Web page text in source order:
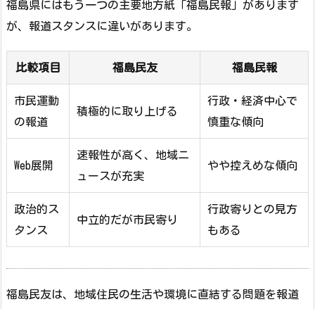
福島県にはもう一つの主要地方紙「福島民報」があります
が、報道スタンスに違いがあります。
比較項目 福島民友 福島民報
市民運動
の報道
積極的に取り上げる
行政・経済中心で
慎重な傾向
Web展開
速報性が高く、地域ニ
ュースが充実
やや控えめな傾向
政治的ス
タンス
中立的だが市民寄り
行政寄りとの見方
もある
福島民友は、地域住民の生活や環境に直結する問題を報道